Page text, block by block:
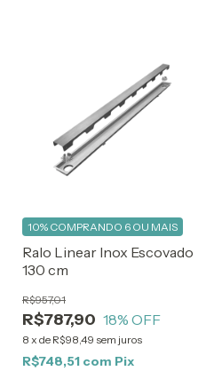
Ralo Linear Inox Escovado
130 cm
R$787,90
R$957,01
18% OFF
8 x de R$98,49 sem juros
10% COMPRANDO 6 OU MAIS
R$748,51 com Pix